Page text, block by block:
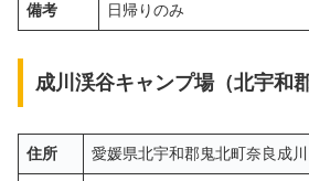
備考 日帰りのみ
成川渓谷キャンプ場（北宇和
住所 愛媛県北宇和郡鬼北町奈良成川